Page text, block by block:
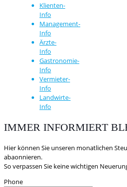
Klienten-
Info
Management-
Info
Ärzte-
Info
Gastronomie-
Info
Vermieter-
Info
Landwirte-
Info
IMMER INFORMIERT
Hier können Sie unseren monatlichen
abaonnieren.
So verpassen Sie keine wichtigen
Phone